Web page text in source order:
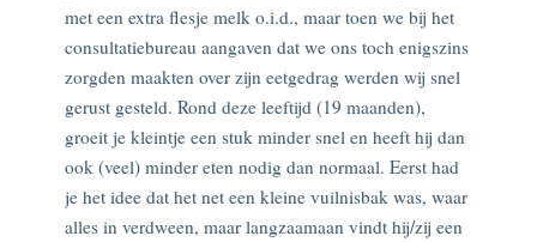
met een extra flesje melk o.i.d., maar toen we bij het
consultatiebureau aangaven dat we ons toch enigszins
zorgden maakten over zijn eetgedrag werden wij snel
gerust gesteld. Rond deze leeftijd (19 maanden),
groeit je kleintje een stuk minder snel en heeft hij dan
ook (veel) minder eten nodig dan normaal. Eerst had
je het idee dat het net een kleine vuilnisbak was, waar
alles in verdween, maar langzaamaan vindt hij/zij een